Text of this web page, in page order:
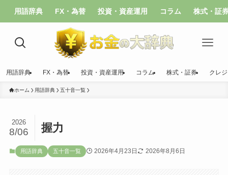
用語辞典 FX・為替 投資・資産運用 コラム 株式・証
用語辞典 FX・為替 投資・資産運用 コラム 株式・証券 クレ
ホーム 用語辞典 五十音一覧
握力
2026
8/06
用語辞典 五十音一覧 2026年4月23日 2026年8月6日